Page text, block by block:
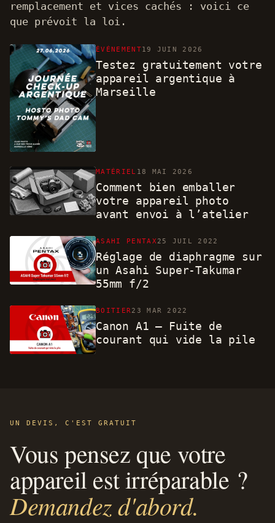
remplacement et vices cachés : voici ce
que prévoit la loi.
ÉVÉNEMENT19 JUIN 2026
Testez gratuitement votre
appareil argentique à
Marseille
MATÉRIEL 18 MAI 2026
Comment bien emballer
votre appareil photo
avant envoi à l’atelier
ASAHI PENTAX25 JUIL 2022
Réglage de diaphragme sur
un Asahi Super-Takumar
55mm f/2
BOITIER23 MAR 2022
Canon A1 – Fuite de
courant qui vide la pile
UN DEVIS, C'EST GRATUIT
Vous pensez que votre
appareil est irréparable ?
Demandez d'abord.